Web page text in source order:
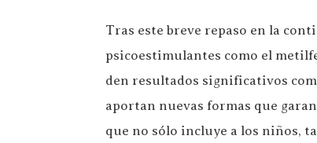
Tras este breve repaso en la
psicoestimulantes como el
den resultados significativos
aportan nuevas formas que
que no sólo incluye a los niños,